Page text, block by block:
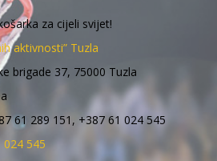
za cijeli svijet!
aktivnosti” Tuzla
brigade 37, 75000 Tuzla
61 289 151, +387 61 024 545
024 545